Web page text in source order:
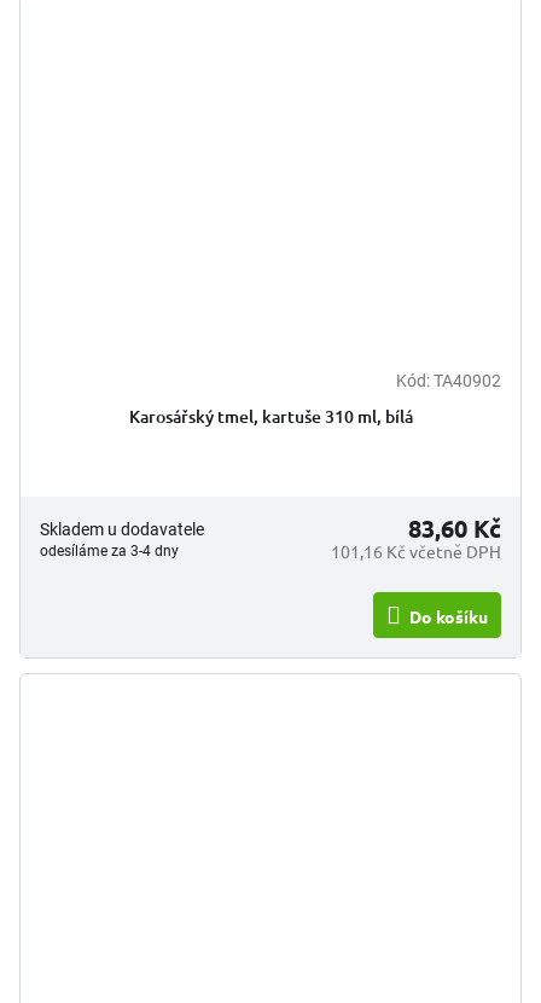
Kód:TA40902
Karosářský tmel, kartuše 310 ml, bílá
Skladem u dodavatele
odesíláme za 3-4 dny 101,16 Kč včetně DPH
83,60 Kč
Do košíku